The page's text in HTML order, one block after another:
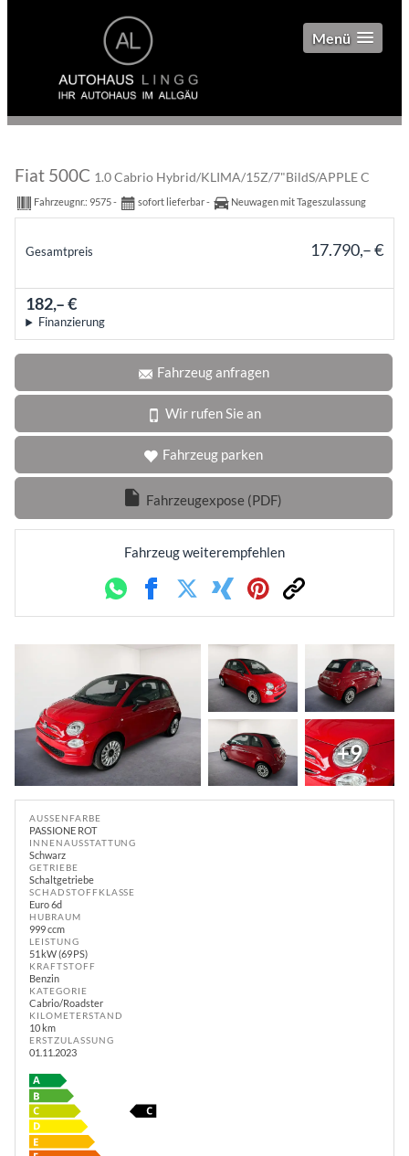
Menü
Fiat 500C 1.0 Cabrio Hybrid/KLIMA/15Z/7"BildS/APPLE C
Fahrzeugnr.: 9575 sofort lieferbar Neuwagen mit Tageszulassung
Gesamtpreis 17.790,– €
182,– €
Finanzierung
Fahrzeug anfragen
Wir rufen Sie an
Fahrzeug parken
Fahrzeugexpose (PDF)
Fahrzeug weiterempfehlen
WhatsappFacebookTwitterXing PinterestLink
+9
AUSSENFARBE
PASSIONE ROT
INNENAUSSTATTUNG
Schwarz
GETRIEBE
Schaltgetriebe
SCHADSTOFFKLASSE
Euro 6d
HUBRAUM
999 ccm
LEISTUNG
51 kW (69 PS)
KRAFTSTOFF
Benzin
KATEGORIE
Cabrio/Roadster
KILOMETERSTAND
10 km
ERSTZULASSUNG
01.11.2023